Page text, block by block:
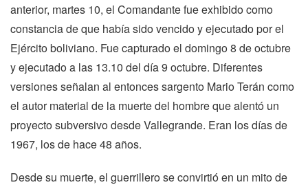
anterior, martes 10, el Comandante fue exhibido como
constancia de que había sido vencido y ejecutado por el
Ejército boliviano. Fue capturado el domingo 8 de octubre
y ejecutado a las 13.10 del día 9 octubre. Diferentes
versiones señalan al entonces sargento Mario Terán como
el autor material de la muerte del hombre que alentó un
proyecto subversivo desde Vallegrande. Eran los días de
1967, los de hace 48 años.
Desde su muerte, el guerrillero se convirtió en un mito de